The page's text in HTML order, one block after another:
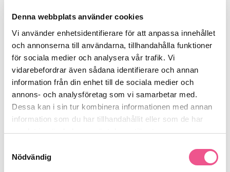
Denna webbplats använder cookies
Vi använder enhetsidentifierare för att anpassa innehållet
och annonserna till användarna, tillhandahålla funktioner
för sociala medier och analysera vår trafik. Vi
vidarebefordrar även sådana identifierare och annan
information från din enhet till de sociala medier och
annons- och analysföretag som vi samarbetar med.
Dessa kan i sin tur kombinera informationen med annan
information som du har tillhandahållit eller som de har
samlat in när du har använt deras tjänster.
Nödvändig
Recensioner
Finns i:
Frisörshop Förbrukning & Tillbehör Hättor - Caps - Slinger
Liknande produkter